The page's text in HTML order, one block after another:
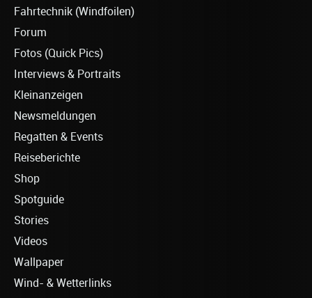
Fahrtechnik (Windfoilen)
Forum
Fotos (Quick Pics)
Interviews & Portraits
Kleinanzeigen
Newsmeldungen
Regatten & Events
Reiseberichte
Shop
Spotguide
Stories
Videos
Wallpaper
Wind- & Wetterlinks